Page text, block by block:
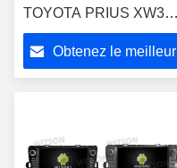
TOYOTA PRIUS XW30
Conducteur à gauche
2009-2013 Moteur
multimédia stéréo GPS
Obtenez le meilleur